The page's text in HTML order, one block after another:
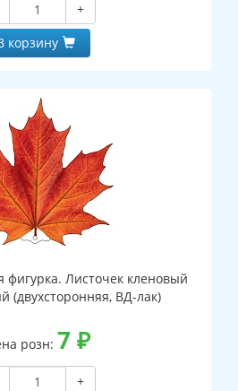
+
корзину
Листочек кленовый
(двухсторонняя, ВД-лак)
розн: 7 ₽
+